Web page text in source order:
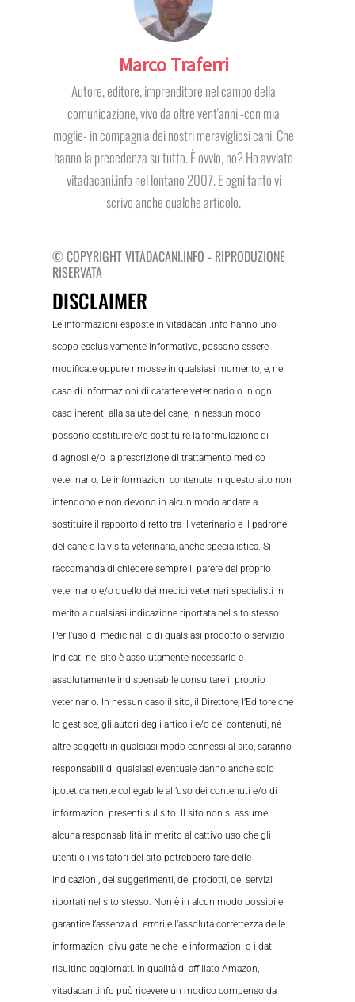
Marco Traferri
Autore, editore, imprenditore nel campo della
comunicazione, vivo da oltre vent'anni -con mia
moglie- in compagnia dei nostri meravigliosi cani. Che
hanno la precedenza su tutto. È ovvio, no? Ho avviato
vitadacani.info nel lontano 2007. E ogni tanto vi
scrivo anche qualche articolo.
© COPYRIGHT VITADACANI.INFO - RIPRODUZIONE
RISERVATA
DISCLAIMER
Le informazioni esposte in vitadacani.info hanno uno
scopo esclusivamente informativo, possono essere
modificate oppure rimosse in qualsiasi momento, e, nel
caso di informazioni di carattere veterinario o in ogni
caso inerenti alla salute del cane, in nessun modo
possono costituire e/o sostituire la formulazione di
diagnosi e/o la prescrizione di trattamento medico
veterinario. Le informazioni contenute in questo sito non
intendono e non devono in alcun modo andare a
sostituire il rapporto diretto tra il veterinario e il padrone
del cane o la visita veterinaria, anche specialistica. Si
raccomanda di chiedere sempre il parere del proprio
veterinario e/o quello dei medici veterinari specialisti in
merito a qualsiasi indicazione riportata nel sito stesso.
Per l’uso di medicinali o di qualsiasi prodotto o servizio
indicati nel sito è assolutamente necessario e
assolutamente indispensabile consultare il proprio
veterinario. In nessun caso il sito, il Direttore, l’Editore che
lo gestisce, gli autori degli articoli e/o dei contenuti, né
altre soggetti in qualsiasi modo connessi al sito, saranno
responsabili di qualsiasi eventuale danno anche solo
ipoteticamente collegabile all’uso dei contenuti e/o di
informazioni presenti sul sito. Il sito non si assume
alcuna responsabilità in merito al cattivo uso che gli
utenti o i visitatori del sito potrebbero fare delle
indicazioni, dei suggerimenti, dei prodotti, dei servizi
riportati nel sito stesso. Non è in alcun modo possibile
garantire l’assenza di errori e l’assoluta correttezza delle
informazioni divulgate né che le informazioni o i dati
risultino aggiornati. In qualità di affiliato Amazon,
vitadacani.info può ricevere un modico compenso da